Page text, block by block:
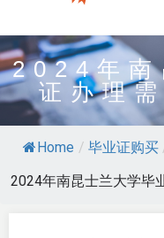
2024年南
证办理
Home / 毕业证购买
2024年南昆士兰大学毕